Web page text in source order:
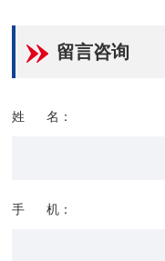
留言咨询
姓 名：
手 机：